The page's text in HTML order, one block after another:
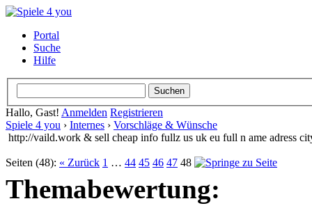
Portal
Suche
Hilfe
Hallo, Gast! Anmelden Registrieren
Spiele 4 you › Internes › Vorschläge & Wünsche
http://vaild.work & sell cheap info fullz us uk eu full n ame adress
Seiten (48): « Zurück 1 … 44 45 46 47 48
Themabewertung: